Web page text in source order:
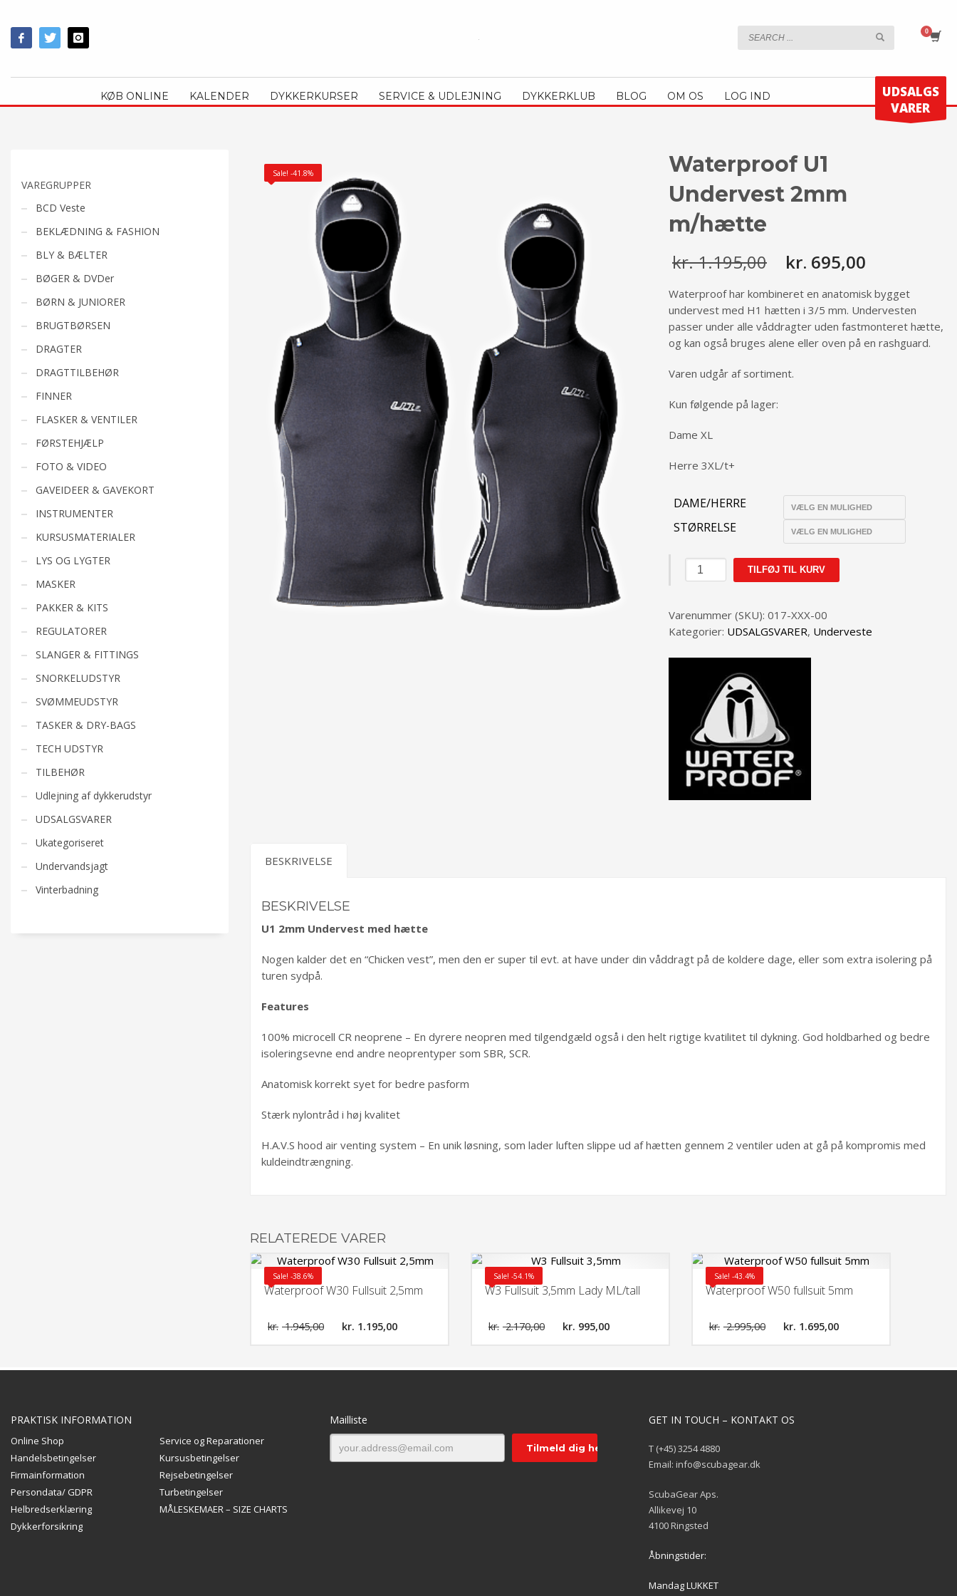
KØB ONLINE KALENDER DYKKERKURSER SERVICE & UDLEJNING DYKKERKLUB BLOG OM OS LOG IND
UDSALGS
VARER
Sale! -41.8%
Waterproof U1
Undervest 2mm
m/hætte
kr.1.195,00 kr. 695,00
Waterproof har kombineret en anatomisk bygget
undervest med H1 hætten i 3/5 mm. Undervesten
passer under alle våddragter uden fastmonteret hætte,
og kan også bruges alene eller oven på en rashguard.
Varen udgår af sortiment.
Kun følgende på lager:
Dame XL
Herre 3XL/t+
DAME/HERRE
STØRRELSE
TILFØJ TIL KURV
Varenummer (SKU): 017-XXX-00
Kategorier: UDSALGSVARER, Underveste
BESKRIVELSE
BESKRIVELSE
U1 2mm Undervest med hætte
Nogen kalder det en “Chicken vest”, men den er super til evt. at have under din våddragt på de koldere dage, eller som extra isolering på
turen sydpå.
Features
100% microcell CR neoprene – En dyrere neopren med tilgendgæld også i den helt rigtige kvatilitet til dykning. God holdbarhed og bedre
isoleringsevne end andre neoprentyper som SBR, SCR.
Anatomisk korrekt syet for bedre pasform
Stærk nylontråd i høj kvalitet
H.A.V.S hood air venting system – En unik løsning, som lader luften slippe ud af hætten gennem 2 ventiler uden at gå på kompromis med
kuldeindtrængning.
RELATEREDE VARER
Sale! -38.6%
Waterproof W30 Fullsuit 2,5mm
kr. 1.945,00 kr. 1.195,00
Sale! -54.1%
W3 Fullsuit 3,5mm Lady ML/tall
kr. 2.170,00 kr. 995,00
Sale! -43.4%
Waterproof W50 fullsuit 5mm
kr. 2.995,00 kr. 1.695,00
VAREGRUPPER
BCD Veste
BEKLÆDNING & FASHION
BLY & BÆLTER
BØGER & DVDer
BØRN & JUNIORER
BRUGTBØRSEN
DRAGTER
DRAGTTILBEHØR
FINNER
FLASKER & VENTILER
FØRSTEHJÆLP
FOTO & VIDEO
GAVEIDEER & GAVEKORT
INSTRUMENTER
KURSUSMATERIALER
LYS OG LYGTER
MASKER
PAKKER & KITS
REGULATORER
SLANGER & FITTINGS
SNORKELUDSTYR
SVØMMEUDSTYR
TASKER & DRY-BAGS
TECH UDSTYR
TILBEHØR
Udlejning af dykkerudstyr
UDSALGSVARER
Ukategoriseret
Undervandsjagt
Vinterbadning
PRAKTISK INFORMATION
Online Shop
Service og Reparationer
Handelsbetingelser
Kursusbetingelser
Firmainformation
Rejsebetingelser
Persondata/ GDPR
Turbetingelser
Helbredserklæring
MÅLESKEMAER – SIZE CHARTS
Dykkerforsikring
Mailliste GET IN TOUCH – KONTAKT OS
T (+45) 3254 4880
Email: info@scubagear.dk
ScubaGear Aps.
Allikevej 10
4100 Ringsted
Åbningstider:
Mandag LUKKET